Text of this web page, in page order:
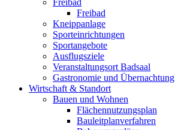
Freibad
Freibad
Kneippanlage
Sporteinrichtungen
Sportangebote
Ausflugsziele
Veranstaltungsort Badsaal
Gastronomie und Übernachtung
Wirtschaft & Standort
Bauen und Wohnen
Flächennutzungsplan
Bauleitplanverfahren